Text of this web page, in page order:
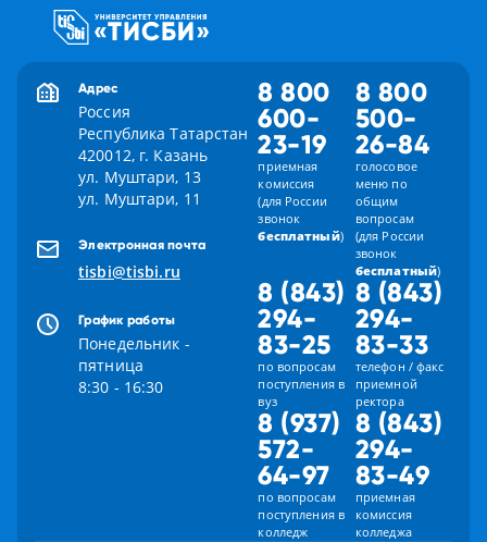
Адрес
Россия
Республика Татарстан
420012, г. Казань
ул. Муштари, 13
ул. Муштари, 11
Электронная почта
tisbi@tisbi.ru
График работы
Понедельник -
пятница
8:30 - 16:30
8 800
600-
23-19
приемная
комиссия
(для России
звонок
бесплатный)
8 800
500-
26-84
голосовое
меню по
общим
вопросам
(для России
звонок
бесплатный)
8 (843)
294-
83-25
по вопросам
поступления в
вуз
8 (843)
294-
83-33
телефон / факс
приемной
ректора
8 (937)
572-
64-97
по вопросам
поступления в
колледж
8 (843)
294-
83-49
приемная
комиссия
колледжа